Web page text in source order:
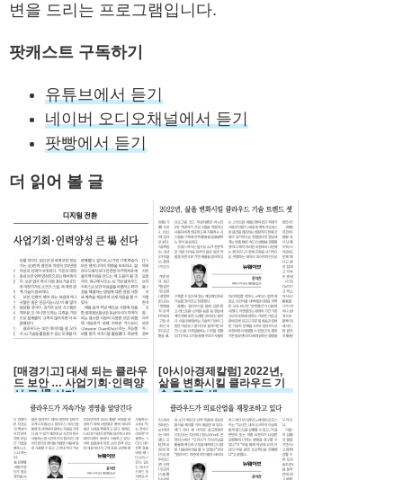
변을 드리는 프로그램입니다.
팟캐스트 구독하기
유튜브에서 듣기
네이버 오디오채널에서 듣기
팟빵에서 듣기
더 읽어 볼 글
[매경기고] 대세 되는 클라우
드 보안 … 사업기회·인력양
성 큰 場 선다
[아시아경제칼럼] 2022년,
삶을 변화시킬 클라우드 기
술 트렌드 셋